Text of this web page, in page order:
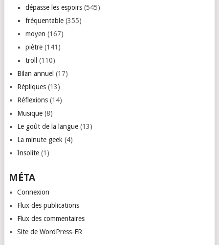
dépasse les espoirs(545)
fréquentable(355)
moyen (167)
piètre(141)
troll (110)
Bilan annuel (17)
Répliques(13)
Réflexions(14)
Musique(8)
Le goût de la langue(13)
La minute geek (4)
Insolite(1)
MÉTA
Connexion
Flux des publications
Flux des commentaires
Site de WordPress-FR